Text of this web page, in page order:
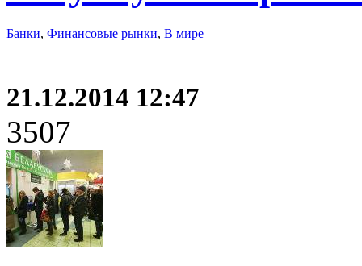
Банки, Финансовые рынки, В мире
21.12.2014 12:47
3507